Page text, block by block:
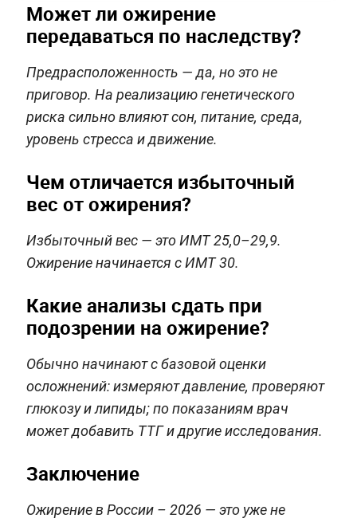
Может ли ожирение
передаваться по наследству?
Предрасположенность — да, но это не
приговор. На реализацию генетического
риска сильно влияют сон, питание, среда,
уровень стресса и движение.
Чем отличается избыточный
вес от ожирения?
Избыточный вес — это ИМТ 25,0–29,9.
Ожирение начинается с ИМТ 30.
Какие анализы сдать при
подозрении на ожирение?
Обычно начинают с базовой оценки
осложнений: измеряют давление, проверяют
глюкозу и липиды; по показаниям врач
может добавить ТТГ и другие исследования.
Заключение
Ожирение в России – 2026 — это уже не